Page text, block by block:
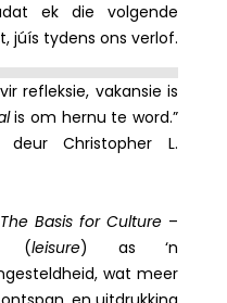
ek die volgende
júís tydens ons verlof.
refleksie, vakansie is
is om hernu te word.”
deur Christopher L.
Basis for Culture –
(leisure) as ‘n
wat meer